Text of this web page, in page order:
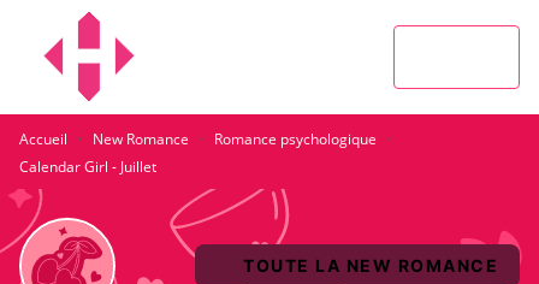
MENU
Accueil · New Romance · Romance psychologique ·
Calendar Girl - Juillet
TOUTE LA NEW ROMANCE